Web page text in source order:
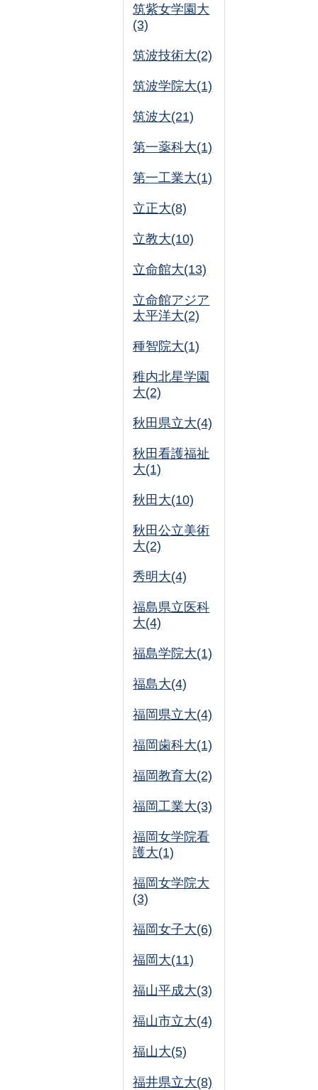
筑紫女学園大
(3)
筑波技術大(2)
筑波学院大(1)
筑波大(21)
第一薬科大(1)
第一工業大(1)
立正大(8)
立教大(10)
立命館大(13)
立命館アジア
太平洋大(2)
種智院大(1)
稚内北星学園
大(2)
秋田県立大(4)
秋田看護福祉
大(1)
秋田大(10)
秋田公立美術
大(2)
秀明大(4)
福島県立医科
大(4)
福島学院大(1)
福島大(4)
福岡県立大(4)
福岡歯科大(1)
福岡教育大(2)
福岡工業大(3)
福岡女学院看
護大(1)
福岡女学院大
(3)
福岡女子大(6)
福岡大(11)
福山平成大(3)
福山市立大(4)
福山大(5)
福井県立大(8)